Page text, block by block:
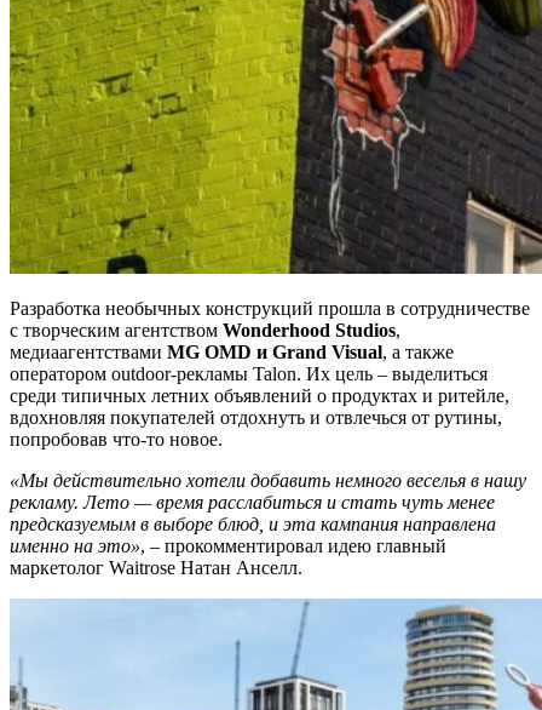
Разработка необычных конструкций прошла в сотрудничестве
с творческим агентством Wonderhood Studios,
медиаагентствами MG OMD и Grand Visual, а также
оператором outdoor-рекламы Talon. Их цель – выделиться
среди типичных летних объявлений о продуктах и ритейле,
вдохновляя покупателей отдохнуть и отвлечься от рутины,
попробовав что-то новое.
«Мы действительно хотели добавить немного веселья в нашу
рекламу. Лето — время расслабиться и стать чуть менее
предсказуемым в выборе блюд, и эта кампания направлена
именно на это», – прокомментировал идею главный
маркетолог Waitrose Натан Анселл.